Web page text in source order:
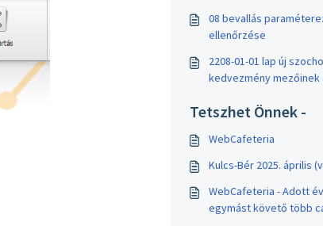
08 bevallás
ellenőrzése
2208-01-01 lap új szocho
kedvezmény mezőinek
Tetszhet Önnek -
WebCafeteria
Kulcs-Bér 2025. április
WebCafeteria - Adott
egymást követő több